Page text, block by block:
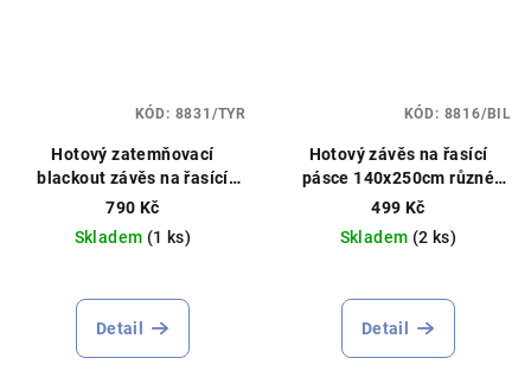
Hotový zatemňovací
blackout závěs na řasící
pásce 135x270cm různé
790 Kč
Skladem (1 ks)
hodnocení
produktu
Detail
KÓD: 8831/TYR
Hotový závěs na řasící
pásce 140x250cm různé
barvy
499 Kč
Skladem (2 ks)
Detail
KÓD: 8816/BIL